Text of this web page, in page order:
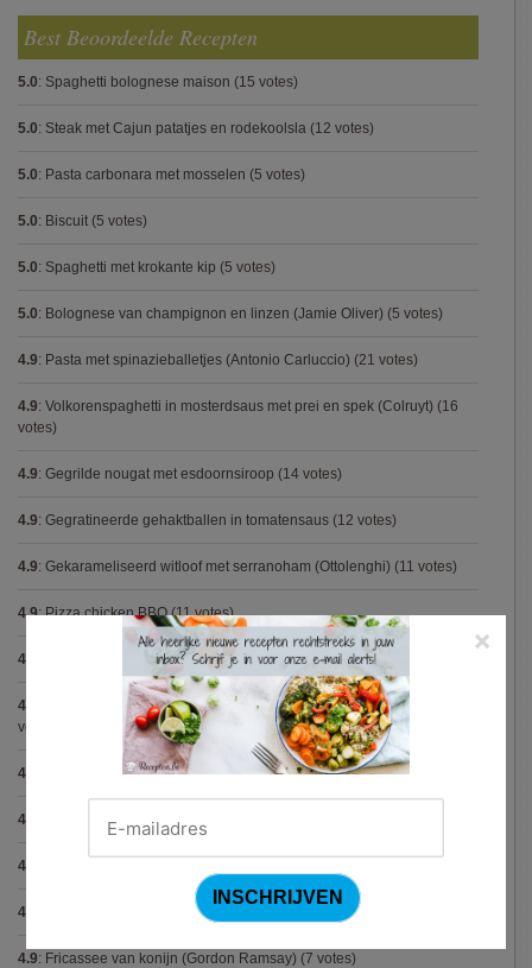
Best Beoordeelde Recepten
5.0: Spaghetti bolognese maison (15 votes)
5.0: Steak met Cajun patatjes en rodekoolsla (12 votes)
5.0: Pasta carbonara met mosselen (5 votes)
5.0: Biscuit (5 votes)
5.0: Spaghetti met krokante kip (5 votes)
5.0: Bolognese van champignon en linzen (Jamie Oliver) (5 votes)
4.9: Pasta met spinazieballetjes (Antonio Carluccio) (21 votes)
4.9: Volkorenspaghetti in mosterdsaus met prei en spek (Colruyt) (16
votes)
4.9: Gegrilde nougat met esdoornsiroop (14 votes)
4.9: Gegratineerde gehaktballen in tomatensaus (12 votes)
4.9: Gekarameliseerd witloof met serranoham (Ottolenghi) (11 votes)
4.9:Pizza chicken BBQ(11 votes)
4.9 Steak chimichurri (Gordon Ramsay)(10 votes)
4.9 Aspergepuree met garnalen en zure room (Piet Huysentruyt)
votes)
4.9 Konijn op Italiaanse wijze(9 votes)
4.9 Bloemkoolcurry (8 votes)
4.9
4.9 (7 votes)
4.9: Fricassee van konijn (Gordon Ramsay) (7 votes)
×